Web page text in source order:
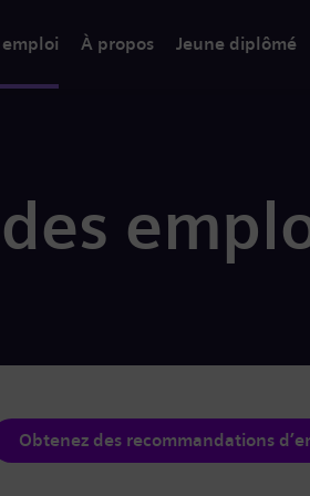
À propos Jeune diplômé
Obtenez des recommandations